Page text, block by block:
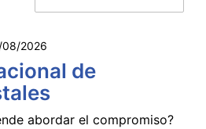
2026
de
abordar el compromiso?